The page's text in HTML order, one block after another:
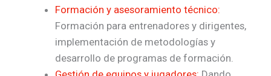
Formación y asesoramiento técnico:
Formación para entrenadores y dirigentes,
implementación de metodologías y
desarrollo de programas de formación.